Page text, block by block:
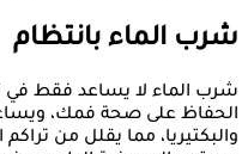
شرب الماء بانتظام
شرب الماء لا يساعد فقط
الحفاظ على صحة فمك،
والبكتيريا، مما يقلل من